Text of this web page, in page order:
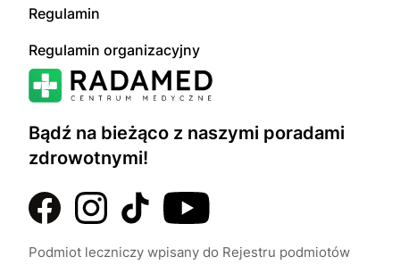
Bądź na bieżąco z naszymi poradami
zdrowotnymi!
Podmiot leczniczy wpisany do Rejestru podmiotów
Regulamin
Regulamin organizacyjny